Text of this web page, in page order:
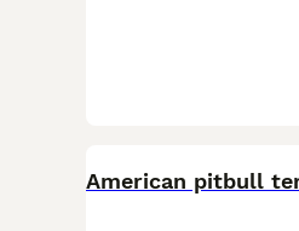
American pitbull